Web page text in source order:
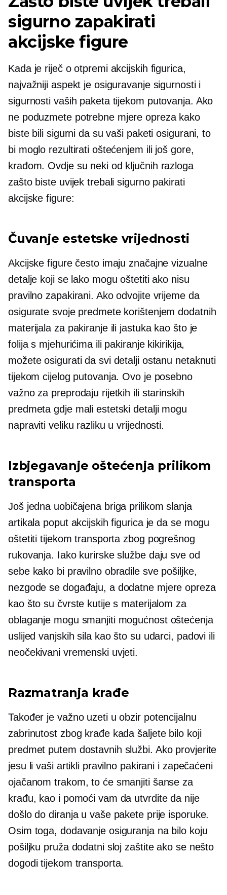
sigurno zapakirati
akcijske figure
Kada je riječ o otpremi akcijskih figurica,
najvažniji aspekt je osiguravanje sigurnosti i
sigurnosti vaših paketa tijekom putovanja. Ako
ne poduzmete potrebne mjere opreza kako
biste bili sigurni da su vaši paketi osigurani, to
bi moglo rezultirati oštećenjem ili još gore,
krađom. Ovdje su neki od ključnih razloga
zašto biste uvijek trebali sigurno pakirati
akcijske figure:
Čuvanje estetske vrijednosti
Akcijske figure često imaju značajne vizualne
detalje koji se lako mogu oštetiti ako nisu
pravilno zapakirani. Ako odvojite vrijeme da
osigurate svoje predmete korištenjem dodatnih
materijala za pakiranje ili jastuka kao što je
folija s mjehurićima ili pakiranje kikirikija,
možete osigurati da svi detalji ostanu netaknuti
tijekom cijelog putovanja. Ovo je posebno
važno za preprodaju rijetkih ili starinskih
predmeta gdje mali estetski detalji mogu
napraviti veliku razliku u vrijednosti.
Izbjegavanje oštećenja prilikom
transporta
Još jedna uobičajena briga prilikom slanja
artikala poput akcijskih figurica je da se mogu
oštetiti tijekom transporta zbog pogrešnog
rukovanja. Iako kurirske službe daju sve od
sebe kako bi pravilno obradile sve pošiljke,
nezgode se događaju, a dodatne mjere opreza
kao što su čvrste kutije s materijalom za
oblaganje mogu smanjiti mogućnost oštećenja
uslijed vanjskih sila kao što su udarci, padovi ili
neočekivani vremenski uvjeti.
Razmatranja krađe
Također je važno uzeti u obzir potencijalnu
zabrinutost zbog krađe kada šaljete bilo koji
predmet putem dostavnih službi. Ako provjerite
jesu li vaši artikli pravilno pakirani i zapečaćeni
ojačanom trakom, to će smanjiti šanse za
krađu, kao i pomoći vam da utvrdite da nije
došlo do diranja u vaše pakete prije isporuke.
Osim toga, dodavanje osiguranja na bilo koju
pošiljku pruža dodatni sloj zaštite ako se nešto
dogodi tijekom transporta.